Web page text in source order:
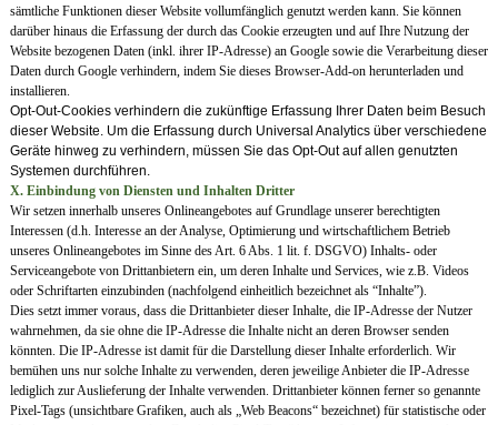
sämtliche Funktionen dieser Website vollumfänglich genutzt werden kann. Sie können
darüber hinaus die Erfassung der durch das Cookie erzeugten und auf Ihre Nutzung der
Website bezogenen Daten (inkl. ihrer IP-Adresse) an Google sowie die Verarbeitung dieser
Daten durch Google verhindern, indem Sie dieses Browser-Add-on herunterladen und
installieren.
Opt-Out-Cookies verhindern die zukünftige Erfassung Ihrer Daten beim Besuch
dieser Website. Um die Erfassung durch Universal Analytics über verschiedene
Geräte hinweg zu verhindern, müssen Sie das Opt-Out auf allen genutzten
Systemen durchführen.
X. Einbindung von Diensten und Inhalten Dritter
Wir setzen innerhalb unseres Onlineangebotes auf Grundlage unserer berechtigten
Interessen (d.h. Interesse an der Analyse, Optimierung und wirtschaftlichem Betrieb
unseres Onlineangebotes im Sinne des Art. 6 Abs. 1 lit. f. DSGVO) Inhalts- oder
Serviceangebote von Drittanbietern ein, um deren Inhalte und Services, wie z.B. Videos
oder Schriftarten einzubinden (nachfolgend einheitlich bezeichnet als “Inhalte”).
Dies setzt immer voraus, dass die Drittanbieter dieser Inhalte, die IP-Adresse der Nutzer
wahrnehmen, da sie ohne die IP-Adresse die Inhalte nicht an deren Browser senden
könnten. Die IP-Adresse ist damit für die Darstellung dieser Inhalte erforderlich. Wir
bemühen uns nur solche Inhalte zu verwenden, deren jeweilige Anbieter die IP-Adresse
lediglich zur Auslieferung der Inhalte verwenden. Drittanbieter können ferner so genannte
Pixel-Tags (unsichtbare Grafiken, auch als „Web Beacons“ bezeichnet) für statistische oder